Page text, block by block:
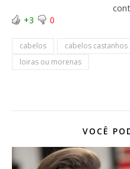
+3 0
cabelos cabelos castanhos
loiras ou morenas
VOCÊ